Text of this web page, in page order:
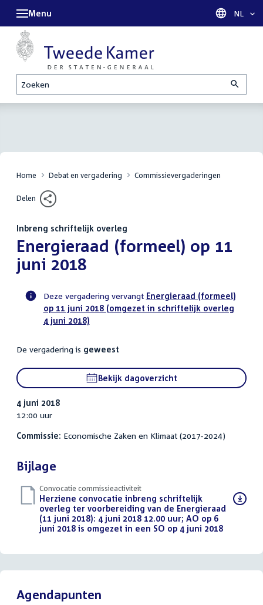
Zoeken
Menu Taal
NL
Home Debat en vergadering Commissievergaderingen
Delen
Inbreng schriftelijk overleg
:Energieraad (formeel) op 11
juni 2018
Voortgangsstatus
commissie
activiteit
Deze vergadering vervangt Energieraad (formeel)
op 11 juni 2018 (omgezet in schriftelijk overleg
4 juni 2018)
De vergadering is geweest
Bekijk dagoverzicht
4 juni 2018
12:00 uur
Commissie: Economische Zaken en Klimaat (2017-2024)
Bijlage
Convocatie commissieactiviteit
Download
bestand:
Herziene convocatie inbreng schriftelijk
overleg ter voorbereiding van de Energieraad
(11 juni 2018): 4 juni 2018 12.00 uur; AO op 6
juni 2018 is omgezet in een SO op 4 juni 2018(PDF)
Agendapunten